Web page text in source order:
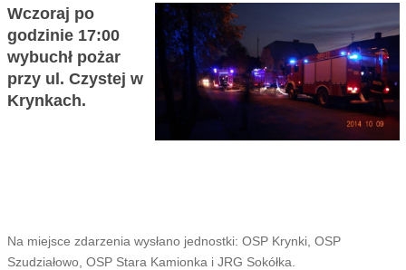
Wczoraj po
godzinie 17:00
wybuchł pożar
przy ul. Czystej w
Krynkach.
Na miejsce zdarzenia wysłano jednostki: OSP Krynki, OSP
Szudziałowo, OSP Stara Kamionka i JRG Sokółka.